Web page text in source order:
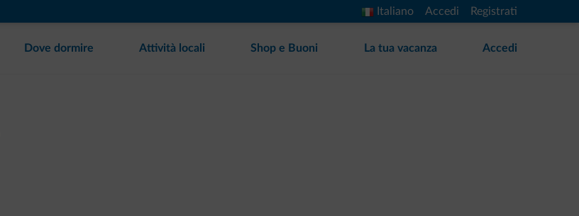
Italiano Accedi Registrati
Dove dormire Attività locali Shop e Buoni La tua vacanza Accedi